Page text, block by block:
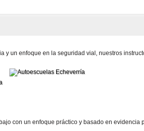
y un enfoque en la seguridad vial, nuestros
con un enfoque práctico y basado en evidencia